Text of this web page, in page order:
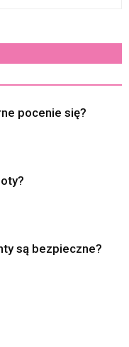
pocenie się?
są bezpieczne?